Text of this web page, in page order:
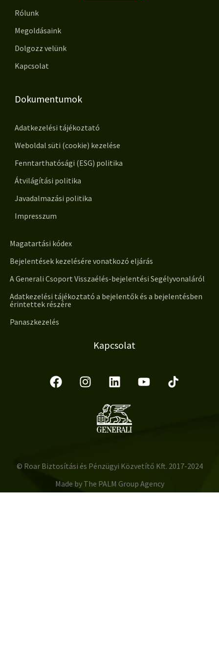
Rólunk
Megoldásaink
Dolgozz velünk
Kapcsolat
Dokumentumok
Adatkezelési tájékoztató
Weboldal süti (cookie) kezelése
Fenntarthatósági (ESG) politika
Átvilágítási politika
Javadalmazási politika
Impresszum
Magatartási kódex
Bejelentések kezelésére vonatkozó eljárás
A Generali Csoport Visszaélés-bejelentési Segélyvonaláról
Adatkezelési tájékoztató a bejelentők és a bejelentésben
érintettek részére
Panaszkezelés
Kapcsolat
© Roar Biztosítási és Pénzügyi Közvetítő Kft. 2017-2024
Made by The PALM Group Agency